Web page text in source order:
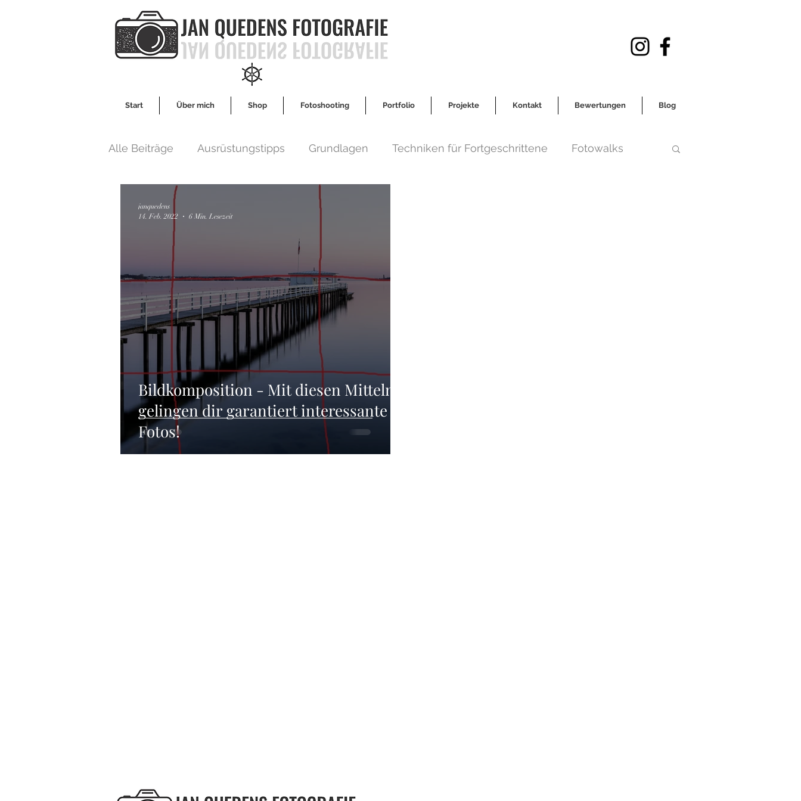
Start Über mich Shop Fotoshooting Portfolio Projekte Kontakt Bewertungen Blog
Alle Beiträge Ausrüstungstipps Grundlagen Techniken für Fortgeschrittene Fotowalks
Gedankenblase
Bildkomposition - Mit diesen Mitteln
gelingen dir garantiert interessante
Fotos!
janquedens
14. Feb. 2022
6 Min. Lesezeit